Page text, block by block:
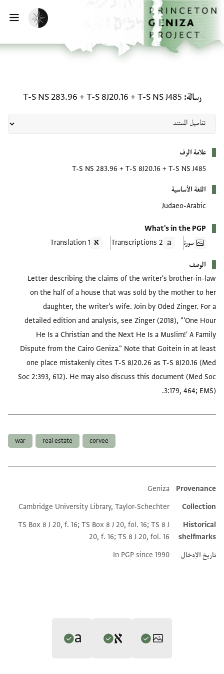
إلى المحتوى الرئيسي
الرئيسية
تفعيل الوضع المظلم
رسالة T-S NS J485
+
T-S 8J20.16
+
T-S NS 283.96
علامة الرف
T-S NS J485
+
T-S 8J20.16
+
T-S NS 283.96
اللغة الأساسية
Judaeo-Arabic
What's in the PGP
صورة
2 Transcriptions
1 Translation
الوصف
Letter describing the claims of the writer's brother-in-law
on the half of a house that was sold by the mother to her
daughter, the writer's wife. Join by Oded Zinger. For a
detailed edition and analysis, see Zinger (2018), "'One Hour
He Is a Christian and the Next He Is a Muslim!' A Family
Dispute from the Cairo Geniza." Note that Goitein in at least
one place mistakenly cites T-S 8J20.26 as T-S 8J20.16 (Med
Soc 2:393, 612). He may also discuss this document (Med Soc
3:179, 464; EMS).
corvee
real estate
war
Additional metadata
Provenance
Geniza
Collection
Cambridge University Library, Taylor-Schechter
Historical
shelfmarks
TS Box 8 J 20, f. 16; TS Box 8 J 20, fol. 16; TS 8 J
20, f. 16; TS 8 J 20, fol. 16
تاريخ الإدخال
In PGP since 1990